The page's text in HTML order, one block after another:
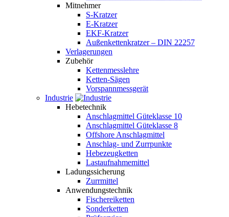
Mitnehmer
S-Kratzer
E-Kratzer
EKF-Kratzer
Außenkettenkratzer – DIN 22257
Verlagerungen
Zubehör
Kettenmesslehre
Ketten-Sägen
Vorspannmessgerät
Industrie
Hebetechnik
Anschlagmittel Güteklasse 10
Anschlagmittel Güteklasse 8
Offshore Anschlagmittel
Anschlag- und Zurrpunkte
Hebezeugketten
Lastaufnahmemittel
Ladungssicherung
Zurrmittel
Anwendungstechnik
Fischereiketten
Sonderketten